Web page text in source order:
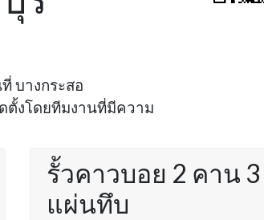
บางกระสอ
ตั้งโดยทีมงานที่มีความ
รั้วคาวบอย 2 คาน 3
แผ่นทึบ